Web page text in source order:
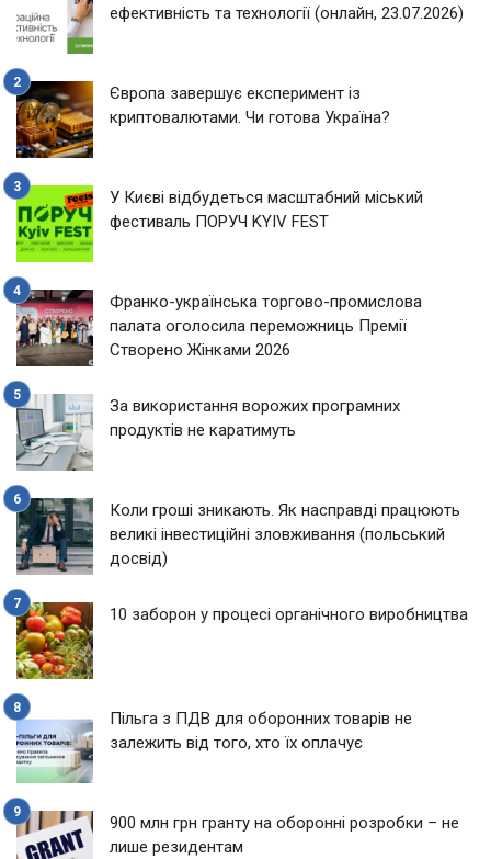
ефективність та технології (онлайн, 23.07.2026)
Європа завершує експеримент із
криптовалютами. Чи готова Україна?
У Києві відбудеться масштабний міський
фестиваль ПОРУЧ KYIV FEST
Франко-українська торгово-промислова
палата оголосила переможниць Премії
Створено Жінками 2026
За використання ворожих програмних
продуктів не каратимуть
Коли гроші зникають. Як насправді працюють
великі інвестиційні зловживання (польський
досвід)
10 заборон у процесі органічного виробництва
Пільга з ПДВ для оборонних товарів не
залежить від того, хто їх оплачує
900 млн грн гранту на оборонні розробки – не
лише резидентам